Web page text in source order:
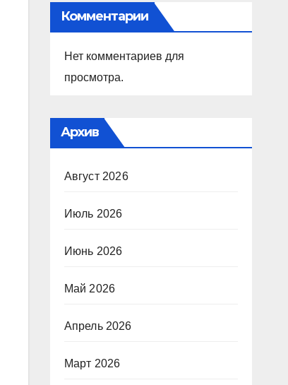
Комментарии
Нет комментариев для
просмотра.
Архив
Август 2026
Июль 2026
Июнь 2026
Май 2026
Апрель 2026
Март 2026